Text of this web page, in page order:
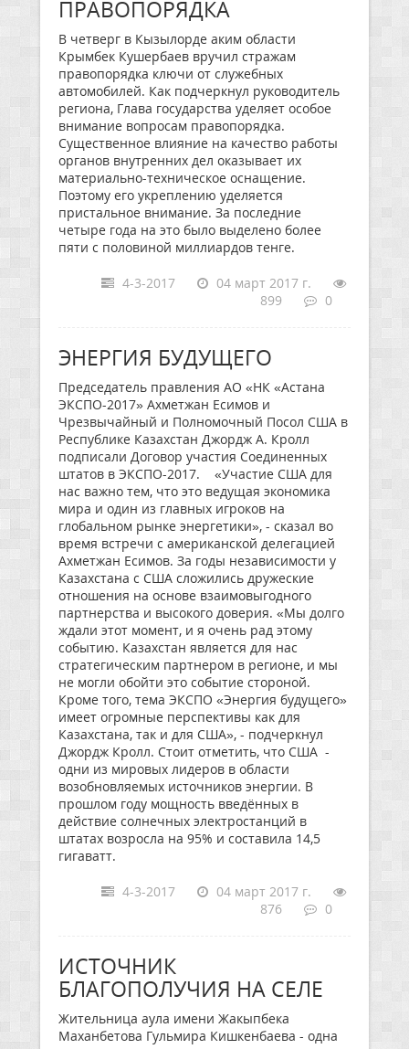
ПРАВОПОРЯДКА
В четверг в Кызылорде аким области
Крымбек Кушербаев вручил стражам
правопорядка ключи от служебных
автомобилей. Как подчеркнул руководитель
региона, Глава государства уделяет особое
внимание вопросам правопорядка.
Существенное влияние на качество работы
органов внутренних дел оказывает их
материально-техническое оснащение.
Поэтому его укреплению уделяется
пристальное внимание. За последние
четыре года на это было выделено более
пяти с половиной миллиардов тенге.
4-3-2017
04 март 2017 г.
899
0
ЭНЕРГИЯ БУДУЩЕГО
Председатель правления АО «НК «Астана
ЭКСПО-2017» Ахметжан Есимов и
Чрезвычайный и Полномочный Посол США в
Республике Казахстан Джордж А. Кролл
подписали Договор участия Соединенных
штатов в ЭКСПО-2017. «Участие США для
нас важно тем, что это ведущая экономика
мира и один из главных игроков на
глобальном рынке энергетики», - сказал во
время встречи с американской делегацией
Ахметжан Есимов. За годы независимости у
Казахстана с США сложились дружеские
отношения на основе взаимовыгодного
партнерства и высокого доверия. «Мы долго
ждали этот момент, и я очень рад этому
событию. Казахстан является для нас
стратегическим партнером в регионе, и мы
не могли обойти это событие стороной.
Кроме того, тема ЭКСПО «Энергия будущего»
имеет огромные перспективы как для
Казахстана, так и для США», - подчеркнул
Джордж Кролл. Стоит отметить, что США -
одни из мировых лидеров в области
возобновляемых источников энергии. В
прошлом году мощность введённых в
действие солнечных электростанций в
штатах возросла на 95% и составила 14,5
гигаватт.
4-3-2017
04 март 2017 г.
876
0
ИСТОЧНИК
БЛАГОПОЛУЧИЯ НА СЕЛЕ
Жительница аула имени Жакыпбека
Маханбетова Гульмира Кишкенбаева - одна